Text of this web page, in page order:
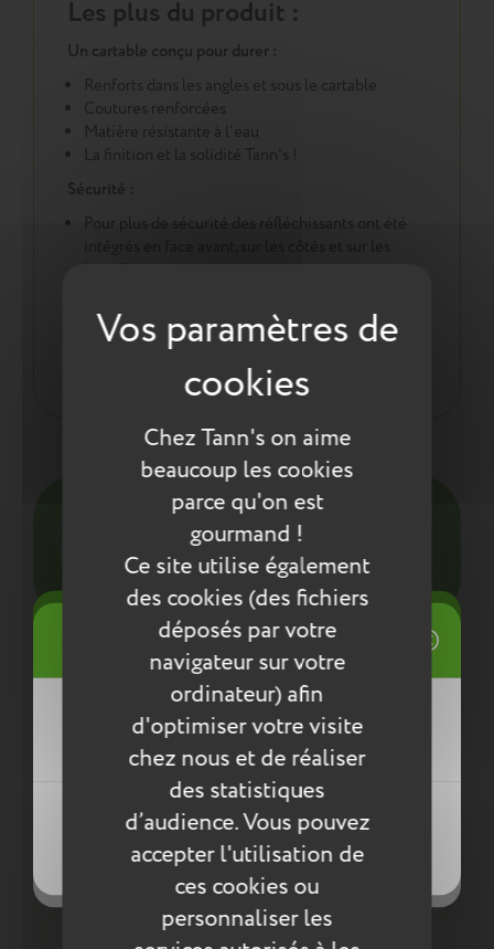
Chez Tann's on aime
beaucoup les cookies
parce qu'on est
gourmand !
Ce site utilise également
des cookies (des fichiers
déposés par votre
navigateur sur votre
ordinateur) afin
d'optimiser votre visite
chez nous et de réaliser
des statistiques
d’audience. Vous pouvez
accepter l'utilisation de
ces cookies ou
personnaliser les
Les plus du produit :
Un cartable conçu pour durer :
Renforts dans les angles et sous le cartable
Coutures renforcées
Matière résistante à l'eau
La finition et la solidité Tann's !
Sécurité :
Pour plus de sécurité des réfléchissants ont été
bretelles
Tout pour la santé de votre enfant : respect des
Entretien
Pour l’entretien de nos produits, nous vous
conseillons d’utiliser un chiffon humide ou une
éponge légèrement humidifiée à l'eau
savonneuse. N’utilisez pas de produits agressifs
qui risqueraient de détériorer le produit.
Compléter la collection
Mes listes d'envies
Créer une nouvelle liste
((title))
((cancelText))
((createText))
Connexion
Vous devez être connecté pour ajouter
des produits à votre liste d'envies.
((cancelText))
((loginText))